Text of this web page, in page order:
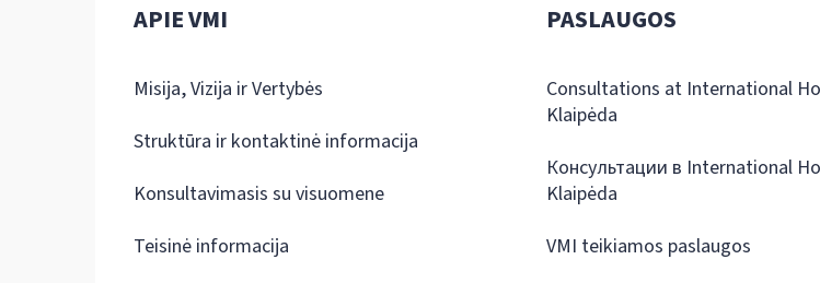
APIE VMI
Misija, Vizija ir Vertybės
Struktūra ir kontaktinė informacija
Konsultavimasis su visuomene
Teisinė informacija
PASLAUGOS
Consultations at International
Klaipėda
Консультации в International
Klaipėda
VMI teikiamos paslaugos